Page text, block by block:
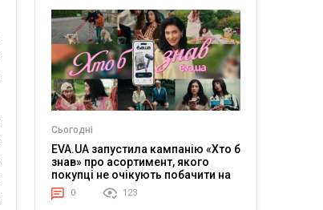
Сьогодні
EVA.UA запустила кампанію «Хто б
знав» про асортимент, якого
покупці не очікують побачити на
платформі
0 123